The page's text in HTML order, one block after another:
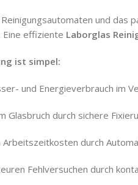
und das
effiziente Laborglas
ist simpel:
und Energieverbrauch im
Glasbruch durch sichere
Arbeitszeitkosten durch
Fehlversuchen durch